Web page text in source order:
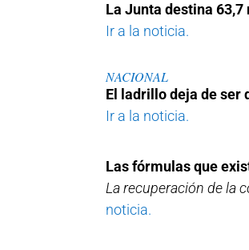
La Junta destina
Ir a la noticia.
NACIONAL
El ladrillo deja de ser
Ir a la noticia.
Las fórmulas que
La recuperación de la
noticia.